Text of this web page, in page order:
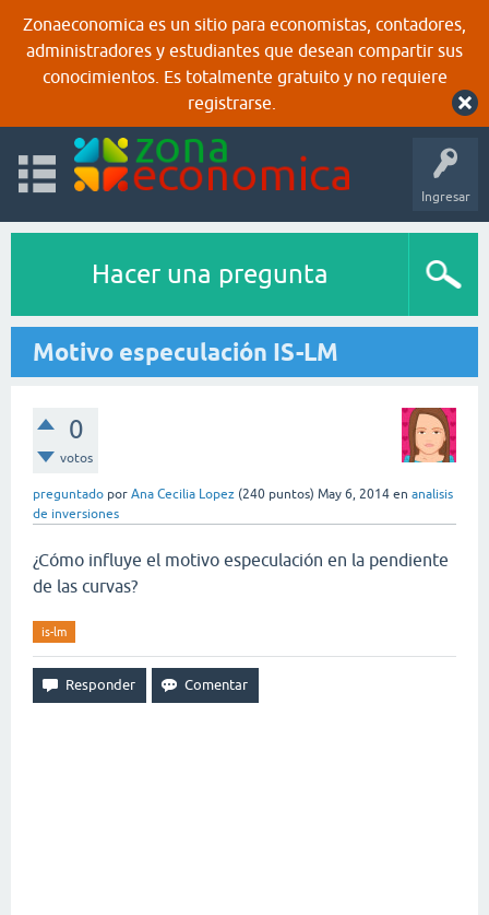
Zonaeconomica es un sitio para economistas, contadores,
administradores y estudiantes que desean compartir sus
conocimientos. Es totalmente gratuito y no requiere
registrarse.
Ingresar
Hacer una pregunta
Motivo especulación IS-LM
0
votos
preguntado por Ana Cecilia Lopez (240 puntos) May 6, 2014 en analisis
de inversiones
¿Cómo influye el motivo especulación en la pendiente
de las curvas?
is-lm